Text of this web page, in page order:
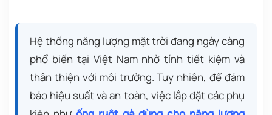
Hệ thống năng lượng mặt trời đang ngày càng
phổ biến tại Việt Nam nhờ tính tiết kiệm và
thân thiện với môi trường. Tuy nhiên, để đảm
bảo hiệu suất và an toàn, việc lắp đặt các phụ